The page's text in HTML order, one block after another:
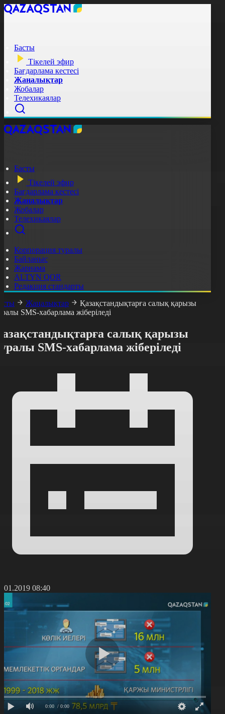
Басты
Тікелей эфир
Бағдарлама кестесі
Жаңалықтар
Жобалар
Телехикаялар
Басты
Тікелей эфир
Бағдарлама кестесі
Жаңалықтар
Жобалар
Телехикаялар
Корпорация туралы
Байланыс
Жарнама
ALTYN QOR
Редакция стандарты
Жаңалықтар
Қазақстандықтарға салық қарызы
SMS-хабарлама жіберіледі
салық қарызы
SMS-хабарлама жіберіледі
08:40
0:00 / 0:00